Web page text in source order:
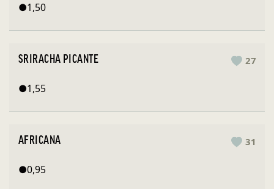
●1,50
SRIRACHA PICANTE 27
●1,55
AFRICANA 31
●0,95